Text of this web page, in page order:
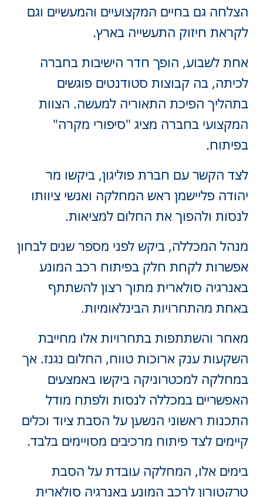
גם בחיים המקצועיים והמעשיים וגם
חיזוק התעשייה בארץ.
לשבוע, הופך חדר הישיבות בחברה
בה קבוצות סטודנטים פוגשים
הפיכת התאוריה למעשה. הצוות
בחברה מציג "סיפורי מקרה"
הקשר עם חברת פוליגון, ביקשו מר
פליישמן ראש המחלקה ואנשי ציוותו
ולהפוך את החלום למציאות.
המכללה, ביקש לפני מספר שנים לבחון
לקחת חלק בפיתוח רכב המונע
סולארית מתוך רצון להשתתף
מהתחרויות הבינלאומיות.
והשתתפות בתחרויות אלו מחייבת
ענק ארוכות טווח, החלום נגנז. אך
למכטרוניקה ביקשו באמצעים
במכללה לנסות ולפתח מודל
ראשוני הנשען על הסבת ציוד וכלים
לצד פיתוח מרכיבים מסויימים בלבד.
אלו, המחלקה עובדת על הסבת
לרכב המונע באנרגיה סולארית